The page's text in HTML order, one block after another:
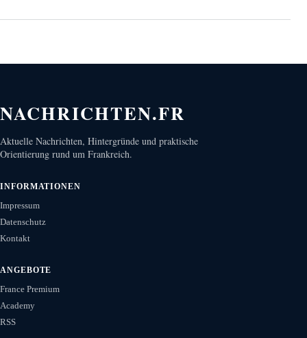
NACHRICHTEN.FR
Aktuelle Nachrichten, Hintergründe und praktische
Orientierung rund um Frankreich.
INFORMATIONEN
Impressum
Datenschutz
Kontakt
ANGEBOTE
France Premium
Academy
RSS